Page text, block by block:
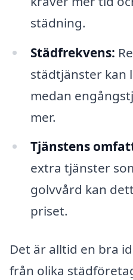
städning.
Städfrekvens:
städtjänster kan
medan
mer.
Tjänstens
extra tjänster
golvvård kan
priset.
Det är alltid en bra
från olika